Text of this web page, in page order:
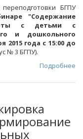
БГПУ
"Содержание
с детьми с
и дошкольного
2015 года с 15:00 до
№ 3 БГПУ).
Подробнее